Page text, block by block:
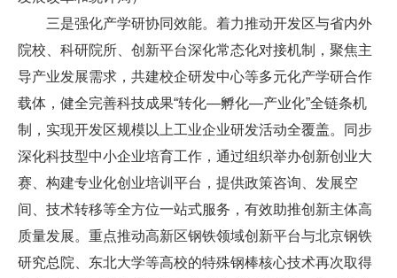
三是强化产学研协同效能。着力推动开发区与省内外
院校、科研院所、创新平台深化常态化对接机制，聚焦主
导产业发展需求，共建校企研发中心等多元化产学研合作
载体，健全完善科技成果“转化—孵化—产业化”全链条机
制，实现开发区规模以上工业企业研发活动全覆盖。同步
深化科技型中小企业培育工作，通过组织举办创新创业大
赛、构建专业化创业培训平台，提供政策咨询、发展空
间、技术转移等全方位一站式服务，有效助推创新主体高
质量发展。重点推动高新区钢铁领域创新平台与北京钢铁
研究总院、东北大学等高校的特殊钢棒核心技术再次取得